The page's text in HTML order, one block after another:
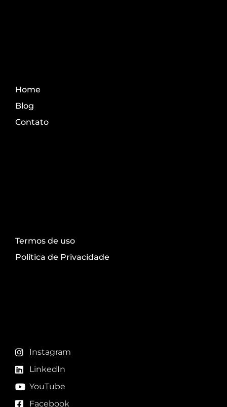
Home
Blog
Contato
Termos de uso
Política de Privacidade
Instagram
LinkedIn
YouTube
Facebook